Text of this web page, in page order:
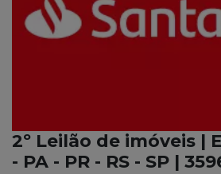
2º Leilão de imóveis |
- PA - PR - RS - SP |